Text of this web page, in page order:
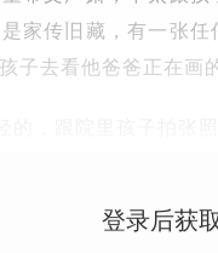
家传旧藏，有一张
子去看他爸爸正在
登录后获